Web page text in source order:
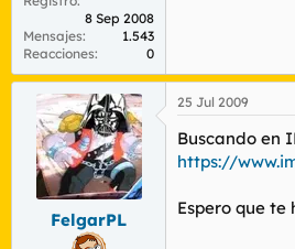
8 Sep 2008
Mensajes
1.543
Reacciones
0
FelgarPL
25 Jul 2009
Buscando en
https://
Espero que